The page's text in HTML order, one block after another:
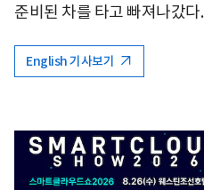
준비된 차를 타고 빠져나갔다.
English 기사보기